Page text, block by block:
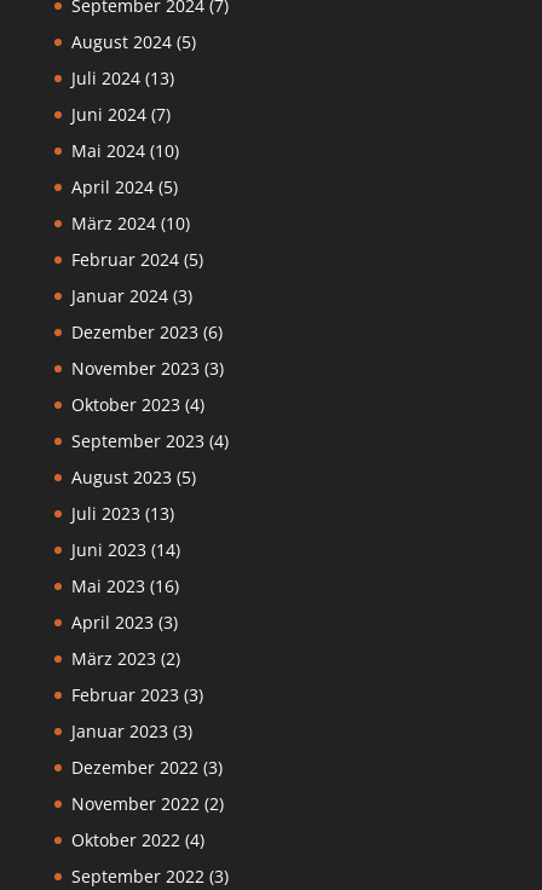
September 2024(7)
August 2024(5)
Juli 2024(13)
Juni 2024(7)
Mai 2024(10)
April 2024(5)
März 2024(10)
Februar 2024(5)
Januar 2024(3)
Dezember 2023 (6)
November 2023 (3)
Oktober 2023 (4)
September 2023 (4)
August 2023 (5)
Juli 2023 (13)
Juni 2023 (14)
Mai 2023 (16)
April 2023 (3)
März 2023 (2)
Februar 2023 (3)
Januar 2023 (3)
Dezember 2022(3)
November 2022(2)
Oktober 2022(4)
September 2022(3)